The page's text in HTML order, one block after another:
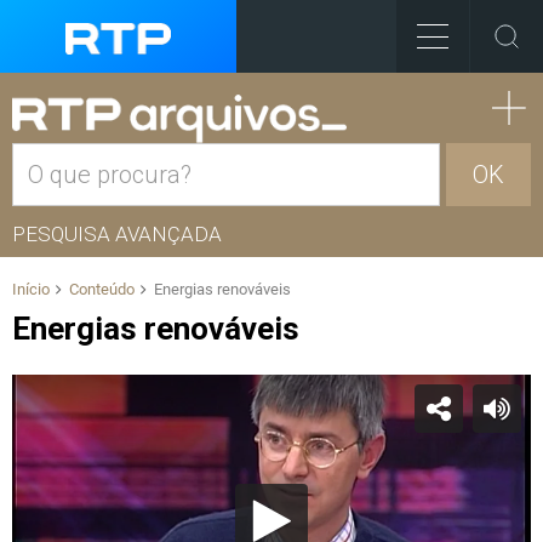
OK
PESQUISA AVANÇADA
Início Conteúdo Energias renováveis
Energias renováveis